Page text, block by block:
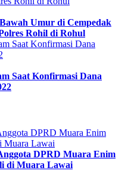
Umur di Cempedak
Rohil di Rohul
Saat Konfirmasi Dana
DPRD Muara Enim
di Muara Lawai